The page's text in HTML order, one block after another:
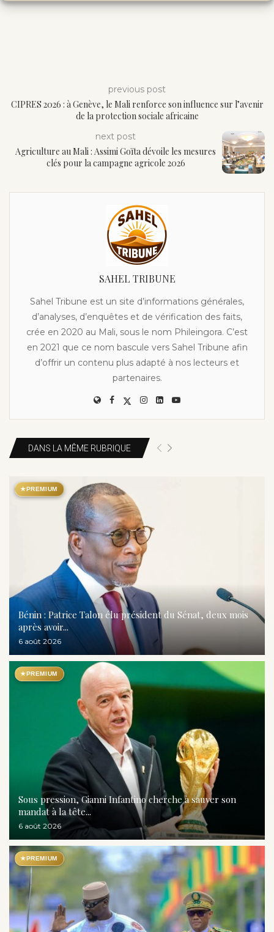
previous post
CIPRES 2026 : à Genève, le Mali renforce son influence sur l’avenir
de la protection sociale africaine
next post
Agriculture au Mali : Assimi Goïta dévoile les mesures
clés pour la campagne agricole 2026
SAHEL TRIBUNE
Sahel Tribune est un site d’informations générales,
d’analyses, d’enquêtes et de vérification des faits,
crée en 2020 au Mali, sous le nom Phileingora. C’est
en 2021 que ce nom bascule vers Sahel Tribune afin
d’offrir un contenu plus adapté à nos lecteurs et
partenaires.
DANS LA MÊME RUBRIQUE
★ PREMIUM
Bénin : Patrice Talon élu président du Sénat, deux mois
après avoir...
6 août 2026
★ PREMIUM
Sous pression, Gianni Infantino cherche à sauver son
mandat à la tête...
6 août 2026
★ PREMIUM